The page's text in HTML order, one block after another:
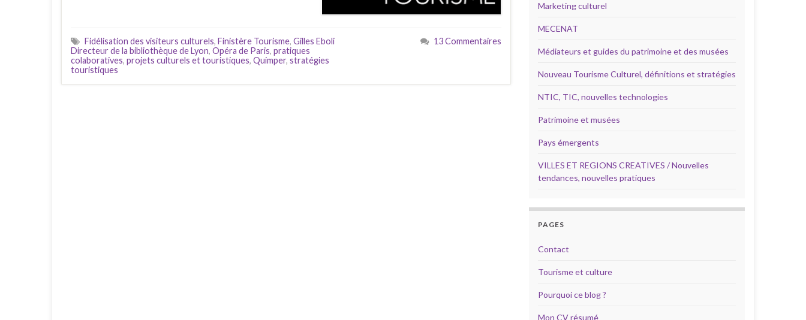
Fidélisation des visiteurs culturels, Finistère Tourisme, Gilles Eboli
Directeur de la bibliothèque de Lyon, Opéra de Paris, pratiques
colaboratives, projets culturels et touristiques, Quimper, stratégies
touristiques
13 Commentaires
Marketing culturel
MECENAT
Médiateurs et guides du patrimoine et des musées
Nouveau Tourisme Culturel, définitions et stratégies
NTIC, TIC, nouvelles technologies
Patrimoine et musées
Pays émergents
VILLES ET REGIONS CREATIVES / Nouvelles
tendances, nouvelles pratiques
PAGES
Contact
Tourisme et culture
Pourquoi ce blog ?
Mon CV résumé